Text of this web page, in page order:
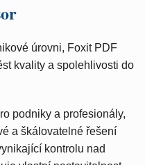
úrovni, Foxit PDF
kvality a spolehlivosti do
podniky a profesionály,
a škálovatelné řešení
kontrolu nad